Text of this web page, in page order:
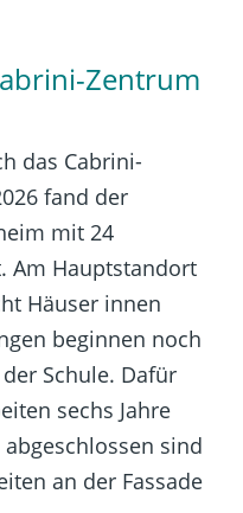
Zentrum
das Cabrini-
fand der
mit 24
Am Hauptstandort
Häuser innen
beginnen noch
Schule. Dafür
sechs Jahre
sind
an der Fassade